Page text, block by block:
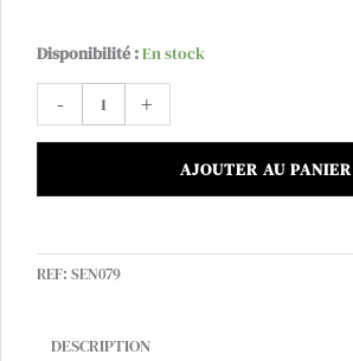
Disponibilité :En stock
-
quantité
de
Bougie
Be
made
in
+
AJOUTER AU PANIER
REF: SEN079
DESCRIPTION